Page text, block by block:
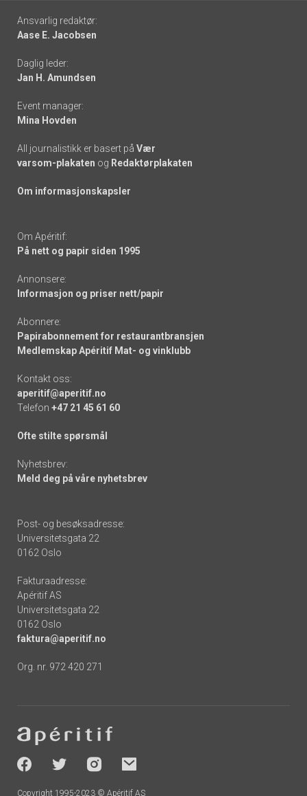
Footer
-
links
Ansvarlig redaktør:
Aase E. Jacobsen
Daglig leder:
Jan H. Amundsen
Event manager:
Mina Hovden
All journalistikk er basert på Vær
varsom-plakaten og Redaktørplakaten
Om informasjonskapsler
Om Apéritif:
På nett og papir siden 1995
Annonsere:
Informasjon og priser nett/papir
Abonnere:
Papirabonnement for restaurantbransjen
Medlemskap Apéritif Mat- og vinklubb
Kontakt oss:
aperitif@aperitif.no
Telefon +47 21 45 61 60
Ofte stilte spørsmål
Nyhetsbrev:
Meld deg på våre nyhetsbrev
Post- og besøksadresse:
Universitetsgata 22
0162 Oslo
Fakturaadresse:
Apéritif AS
Universitetsgata 22
0162 Oslo
faktura@aperitif.no
Org. nr. 972 420 271
-
socials
Copyright 1995-2023 © Apéritif AS